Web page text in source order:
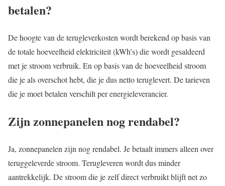
betalen?
De hoogte van de terugleverkosten wordt berekend op basis van
de totale hoeveelheid elektriciteit (kWh’s) die wordt gesaldeerd
met je stroom verbruik. En op basis van de hoeveelheid stroom
die je als overschot hebt, die je dus netto teruglevert. De tarieven
die je moet betalen verschilt per energieleverancier.
Zijn zonnepanelen nog rendabel?
Ja, zonnepanelen zijn nog rendabel. Je betaalt immers alleen over
teruggeleverde stroom. Terugleveren wordt dus minder
aantrekkelijk. De stroom die je zelf direct verbruikt blijft net zo